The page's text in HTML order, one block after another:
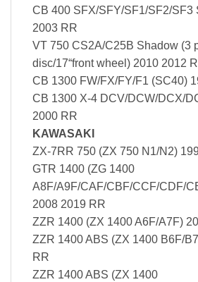
CB 400 SFX/SFY/SF1/SF2/SF3
2003 RR
VT 750 CS2A/C25B Shadow (3
disc/17“front wheel) 2010 2012
CB 1300 FW/FX/FY/F1 (SC40)
CB 1300 X-4 DCV/DCW/DCX/
2000 RR
KAWASAKI
ZX-7RR 750 (ZX 750 N1/N2)
GTR 1400 (ZG 1400
A8F/A9F/CAF/CBF/CCF/CDF/
2008 2019 RR
ZZR 1400 (ZX 1400 A6F/A7F)
ZZR 1400 ABS (ZX 1400 B6F/
RR
ZZR 1400 ABS (ZX 1400